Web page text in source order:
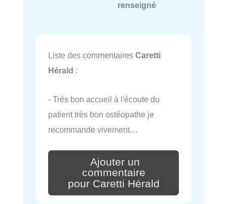
renseigné
Liste des commentaires Caretti
Hérald :
- Très bon accueil à l'écoute du
patient très bon ostéopathe je
recommande vivement…
Ajouter un
commentaire
pour Caretti Hérald